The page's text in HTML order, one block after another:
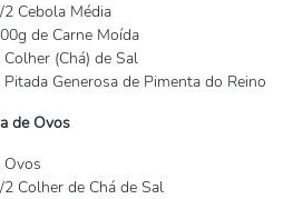
2 Cebola Média
de Carne Moída
Colher (Chá) de Sal
Pitada Generosa de Pimenta do Reino
de Ovos
Ovos
2 Colher de Chá de Sal